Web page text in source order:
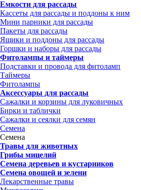
Емкости для рассады
Кассеты для рассады и поддоны к ним
Мини парники для рассады
Пакеты для рассады
Ящики и поддоны для рассады
Горшки и наборы для рассады
Фитолампы и таймеры
Подставки и провода для фитоламп
Таймеры
Фитолампы
Аксессуары для рассады
Сажалки и корзины для луковичных
Бирки и таблички
Сажалки и сеялки для семян
Семена
Семена
Травы для животных
Грибы мицелий
Семена деревьев и кустарников
Семена овощей и зелени
Лекарственные травы